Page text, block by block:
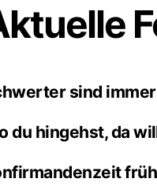
sind
du hingehst, da